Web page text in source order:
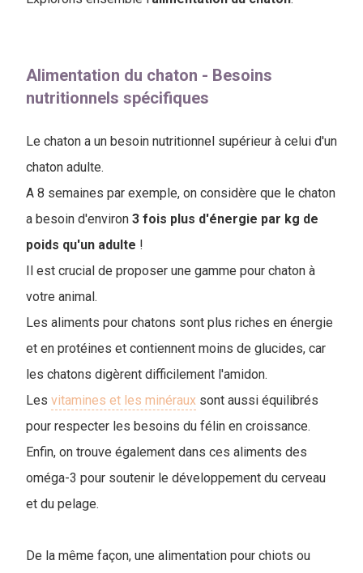
Alimentation du chaton - Besoins
nutritionnels spécifiques
Le chaton a un besoin nutritionnel supérieur à celui d'un
chaton adulte.
A 8 semaines par exemple, on considère que le chaton
a besoin d'environ 3 fois plus d'énergie par kg de
poids qu'un adulte !
Il est crucial de proposer une gamme pour chaton à
votre animal.
Les aliments pour chatons sont plus riches en énergie
et en protéines et contiennent moins de glucides, car
les chatons digèrent difficilement l'amidon.
Les vitamines et les minéraux sont aussi équilibrés
pour respecter les besoins du félin en croissance.
Enfin, on trouve également dans ces aliments des
oméga-3 pour soutenir le développement du cerveau
et du pelage.
De la même façon, une alimentation pour chiots ou